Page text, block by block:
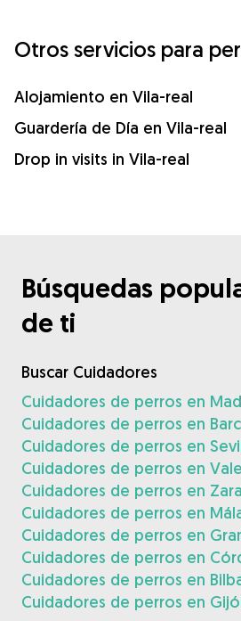
Otros servicios para
Alojamiento en Vila-real
Guardería de Día en Vila-real
Drop in visits in Vila-real
Búsquedas
de ti
Buscar Cuidadores
Cuidadores de perros en
Cuidadores de perros en
Cuidadores de perros en
Cuidadores de perros en
Cuidadores de perros en
Cuidadores de perros en
Cuidadores de perros en
Cuidadores de perros en
Cuidadores de perros en
Cuidadores de perros en